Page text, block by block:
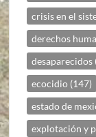
crisis en el
derechos
desaparecidos
ecocidio (147)
estado de
explotación y